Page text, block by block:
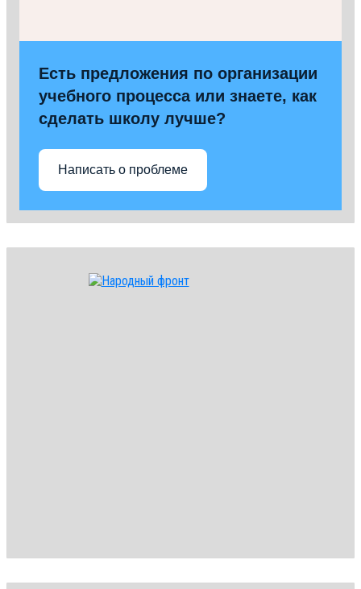
Есть предложения по организации
учебного процесса или знаете, как
сделать школу лучше?
Написать о проблеме